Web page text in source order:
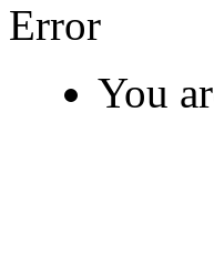
Error
You